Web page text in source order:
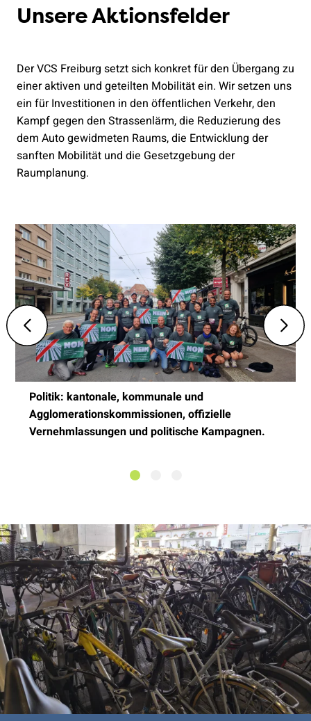
Unsere Aktionsfelder
Der VCS Freiburg setzt sich konkret für den Übergang zu
einer aktiven und geteilten Mobilität ein. Wir setzen uns
ein für Investitionen in den öffentlichen Verkehr, den
Kampf gegen den Strassenlärm, die Reduzierung des
dem Auto gewidmeten Raums, die Entwicklung der
sanften Mobilität und die Gesetzgebung der
Raumplanung.
Politik: kantonale, kommunale und
Agglomerationskommissionen, offizielle
Vernehmlassungen und politische Kampagnen.